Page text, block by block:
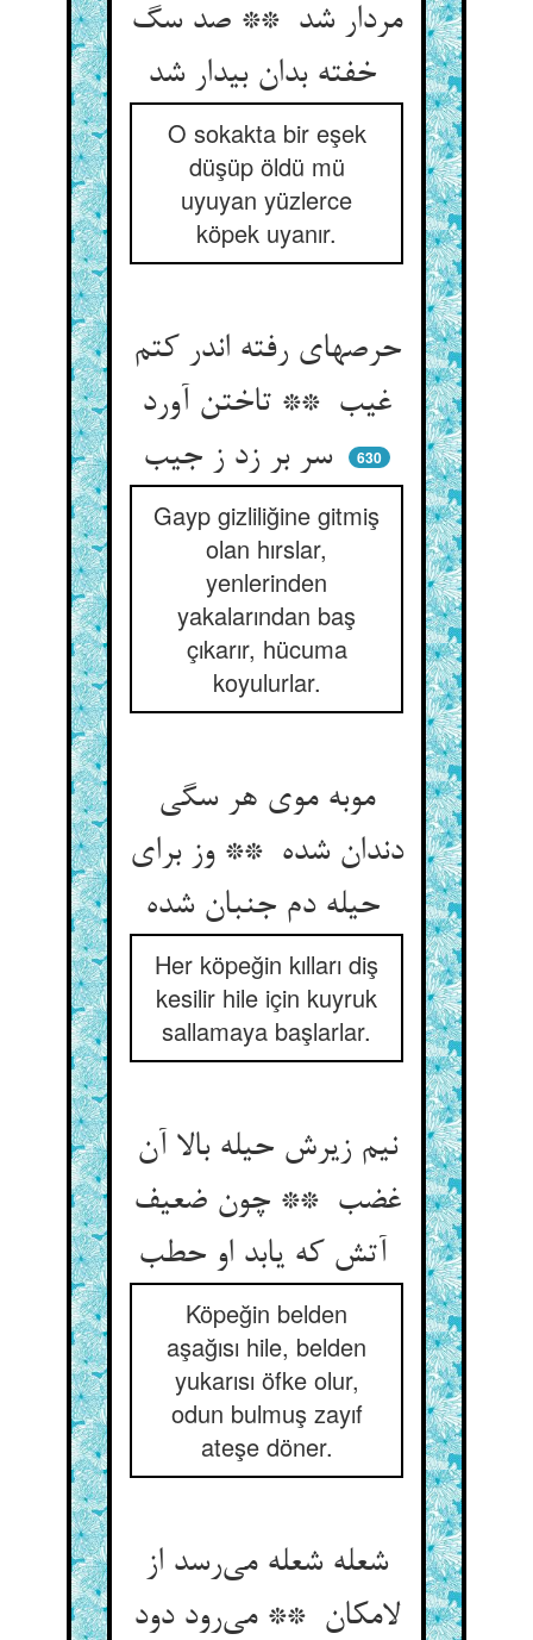
مردار شد ** صد سگ
O sokakta bir eşek
düşüp öldü mü
uyuyan yüzlerce
köpek uyanır.
حرصهای رفته اندر کتم
غیب ** تاختن آورد
سر بر زد ز جیب
630
Gayp gizliliğine gitmiş
olan hırslar,
yenlerinden
yakalarından baş
çıkarır, hücuma
koyulurlar.
موبه موی هر سگی
دندان شده ** وز برای
حیله دم جنبان شده
Her köpeğin kılları diş
kesilir hile için kuyruk
sallamaya başlarlar.
نیم زیرش حیله بالا آن
غضب ** چون ضعیف
Köpeğin belden
aşağısı hile, belden
yukarısı öfke olur,
odun bulmuş zayıf
ateşe döner.
شعله شعله می‌رسد از
لامکان ** می‌رود دود